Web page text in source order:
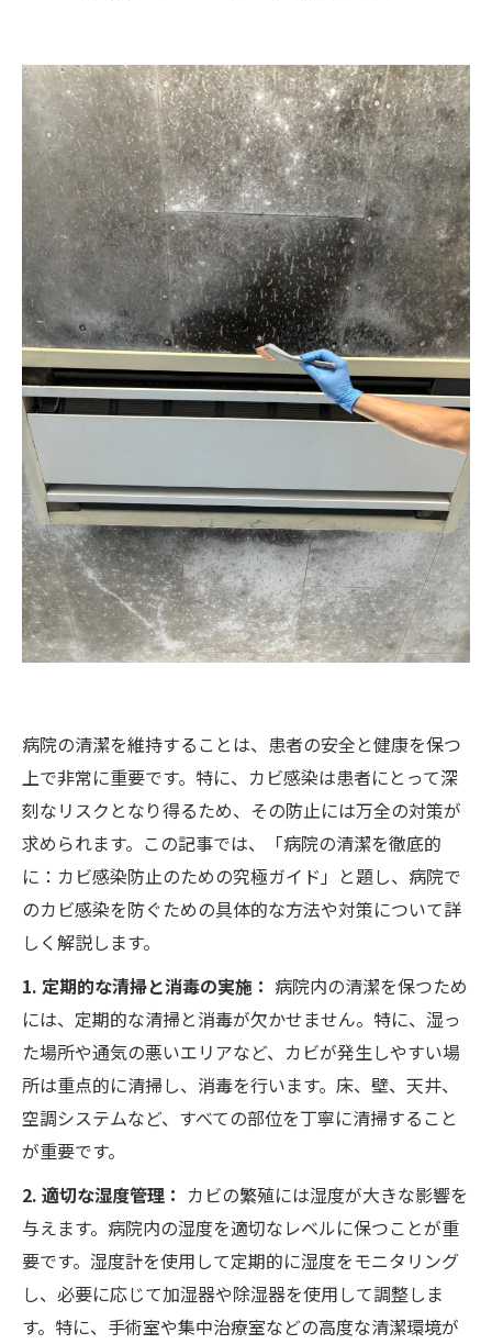
病院の清潔を維持することは、患者の安全と健康を保つ
上で非常に重要です。特に、カビ感染は患者にとって深
刻なリスクとなり得るため、その防止には万全の対策が
求められます。この記事では、「病院の清潔を徹底的
に：カビ感染防止のための究極ガイド」と題し、病院で
のカビ感染を防ぐための具体的な方法や対策について詳
しく解説します。
1. 定期的な清掃と消毒の実施： 病院内の清潔を保つため
には、定期的な清掃と消毒が欠かせません。特に、湿っ
た場所や通気の悪いエリアなど、カビが発生しやすい場
所は重点的に清掃し、消毒を行います。床、壁、天井、
空調システムなど、すべての部位を丁寧に清掃すること
が重要です。
2. 適切な湿度管理： カビの繁殖には湿度が大きな影響を
与えます。病院内の湿度を適切なレベルに保つことが重
要です。湿度計を使用して定期的に湿度をモニタリング
し、必要に応じて加湿器や除湿器を使用して調整しま
す。特に、手術室や集中治療室などの高度な清潔環境が